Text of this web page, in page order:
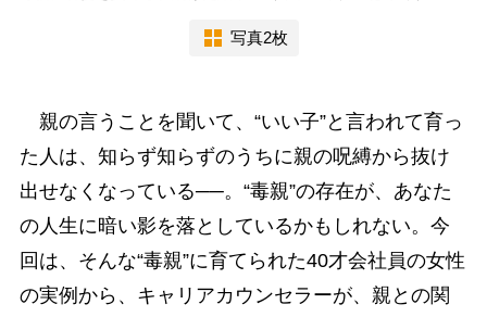
写真2枚
親の言うことを聞いて、“いい子”と言われて育っ
た人は、知らず知らずのうちに親の呪縛から抜け
出せなくなっている──。“毒親”の存在が、あなた
の人生に暗い影を落としているかもしれない。今
回は、そんな“毒親”に育てられた40才会社員の女性
の実例から、キャリアカウンセラーが、親との関